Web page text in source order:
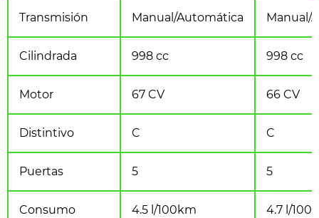
Transmisión Manual/Automática Manual/
Cilindrada 998 cc 998 cc
Motor 67 CV 66 CV
Distintivo C C
Puertas 5 5
Consumo 4.5 l/100km 4.7 l/